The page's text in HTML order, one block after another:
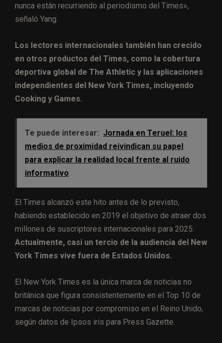
nunca están recurriendo al periodismo del Times»,
señaló Yang.
Los lectores internacionales también han crecido
en otros productos del Times, como la cobertura
deportiva global de The Athletic y las aplicaciones
independientes del New York Times, incluyendo
Cooking y Games.
Te puede interesar: Jornada en Teruel: los
medios de proximidad reivindican su papel
para explicar la realidad local frente al ruido
informativo
El Times alcanzó este hito antes de lo previsto,
habiendo establecido en 2019 el objetivo de atraer dos
millones de suscriptores internacionales para 2025.
Actualmente, casi un tercio de la audiencia del New
York Times vive fuera de Estados Unidos.
El New York Times es la única marca de noticias no
británica que figura consistentemente en el Top 10 de
marcas de noticias por compromiso en el Reino Unido,
según datos de Ipsos iris para Press Gazette.